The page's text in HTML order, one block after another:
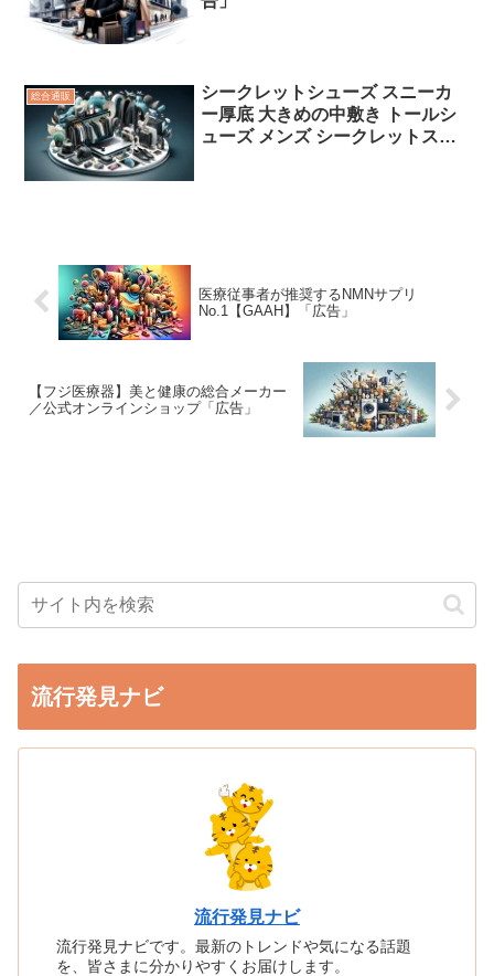
総合通販
シークレットシューズ スニーカ
ー厚底 大きめの中敷き トールシ
ューズ メンズ シークレットスニ
医療従事者が推奨するNMNサプリ
No.1【GAAH】「広告」
【フジ医療器】美と健康の総合メーカー
／公式オンラインショップ「広告」
流行発見ナビ
流行発見ナビ
流行発見ナビです。最新のトレンドや気になる話題
を、皆さまに分かりやすくお届けします。